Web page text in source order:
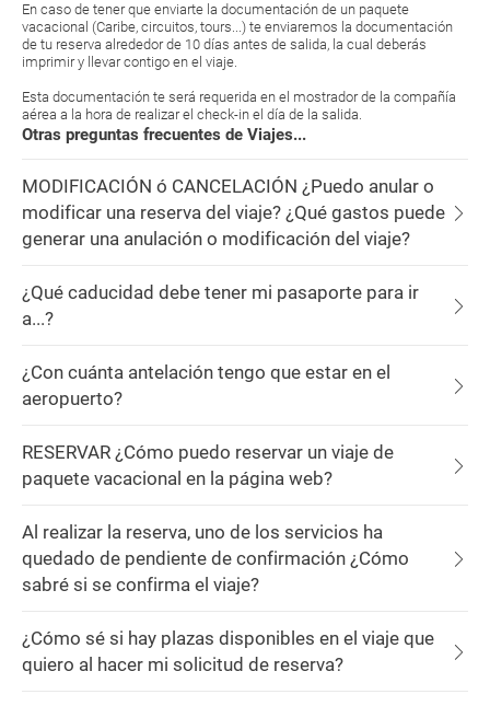
En caso de tener que enviarte la documentación de un paquete
vacacional (Caribe, circuitos, tours...) te enviaremos la documentación
de tu reserva alrededor de 10 días antes de salida, la cual deberás
imprimir y llevar contigo en el viaje.
Esta documentación te será requerida en el mostrador de la compañía
aérea a la hora de realizar el check-in el día de la salida.
Otras preguntas frecuentes de Viajes...
MODIFICACIÓN ó CANCELACIÓN ¿Puedo anular o
modificar una reserva del viaje? ¿Qué gastos puede
generar una anulación o modificación del viaje?
¿Qué caducidad debe tener mi pasaporte para ir
a...?
¿Con cuánta antelación tengo que estar en el
aeropuerto?
RESERVAR ¿Cómo puedo reservar un viaje de
paquete vacacional en la página web?
Al realizar la reserva, uno de los servicios ha
quedado de pendiente de confirmación ¿Cómo
sabré si se confirma el viaje?
¿Cómo sé si hay plazas disponibles en el viaje que
quiero al hacer mi solicitud de reserva?